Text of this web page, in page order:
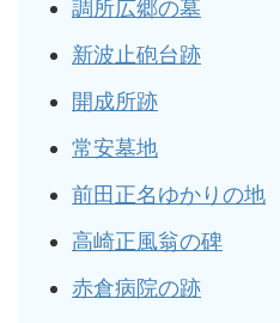
調所広郷の墓
新波止砲台跡
開成所跡
常安墓地
前田正名ゆかりの地
高崎正風翁の碑
赤倉病院の跡